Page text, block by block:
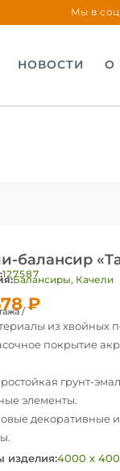
Мы в
НОВОСТИ О
балансир
127587
Балансиры, Качели
₽
/
из хвойных
покрытие
грунт-
элементы.
декоративные
изделия:4000 х